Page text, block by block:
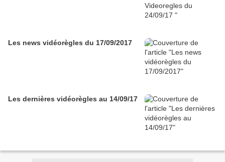
Les news vidéorègles du 17/09/2017
Les dernières vidéorègles au 14/09/17